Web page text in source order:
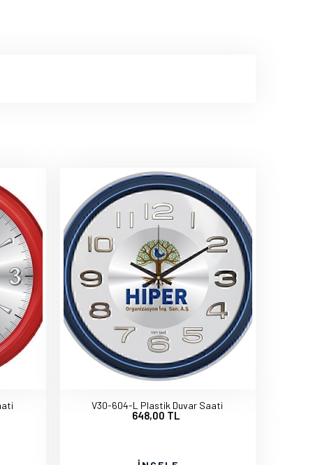
V30-604-L Plastik Duvar Saati
648,00 TL